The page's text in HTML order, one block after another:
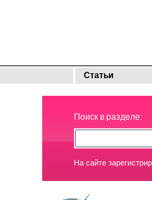
Статьи
Поиск в разделе:
На сайте